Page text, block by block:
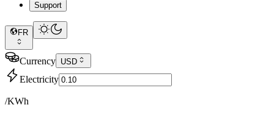
Support
FR
Currency USD
Electricity
/KWh